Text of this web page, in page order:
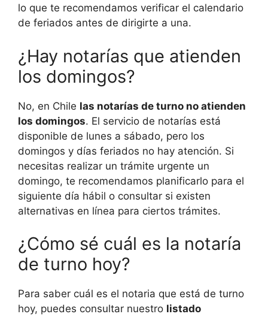
lo que te recomendamos verificar el calendario
de feriados antes de dirigirte a una.
¿Hay notarías que atienden
los domingos?
No, en Chile las notarías de turno no atienden
los domingos. El servicio de notarías está
disponible de lunes a sábado, pero los
domingos y días feriados no hay atención. Si
necesitas realizar un trámite urgente un
domingo, te recomendamos planificarlo para el
siguiente día hábil o consultar si existen
alternativas en línea para ciertos trámites.
¿Cómo sé cuál es la notaría
de turno hoy?
Para saber cuál es el notaria que está de turno
hoy, puedes consultar nuestro listado